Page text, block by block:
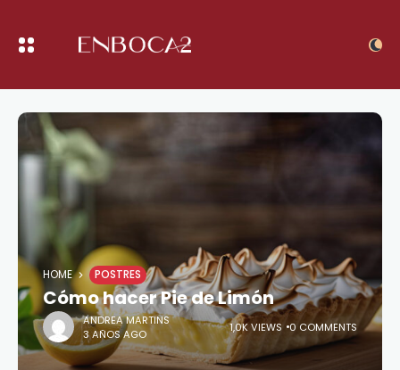
HOME POSTRES
Cómo hacer Pie de Limón
ANDREA MARTINS
3 AÑOS AGO
1,0K VIEWS 0 COMMENTS